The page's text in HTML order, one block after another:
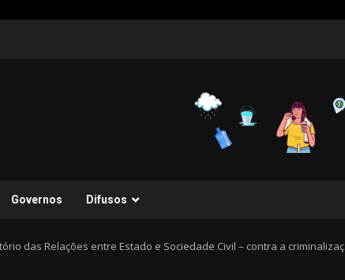
Governos Difusos
das Relações entre Estado e Sociedade Civil – contra a